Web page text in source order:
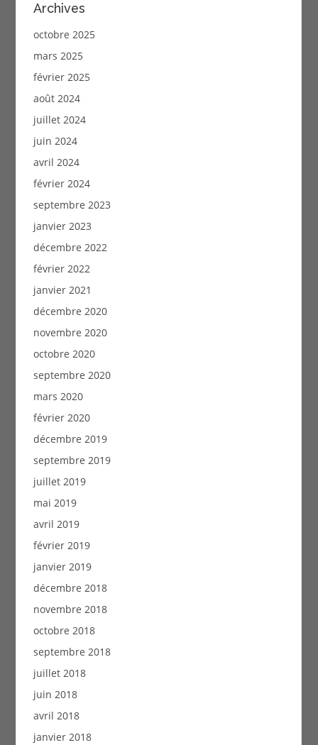
Archives
octobre 2025
mars 2025
février 2025
août 2024
juillet 2024
juin 2024
avril 2024
février 2024
septembre 2023
janvier 2023
décembre 2022
février 2022
janvier 2021
décembre 2020
novembre 2020
octobre 2020
septembre 2020
mars 2020
février 2020
décembre 2019
septembre 2019
juillet 2019
mai 2019
avril 2019
février 2019
janvier 2019
décembre 2018
novembre 2018
octobre 2018
septembre 2018
juillet 2018
juin 2018
avril 2018
janvier 2018